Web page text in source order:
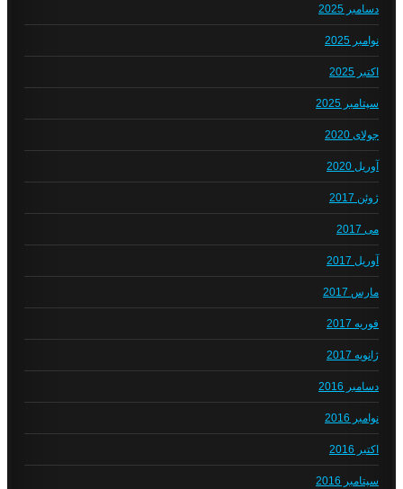
دسامبر 2025
نوامبر 2025
اکتبر 2025
سپتامبر 2025
جولای 2020
آوریل 2020
ژوئن 2017
می 2017
آوریل 2017
مارس 2017
فوریه 2017
ژانویه 2017
دسامبر 2016
نوامبر 2016
اکتبر 2016
سپتامبر 2016